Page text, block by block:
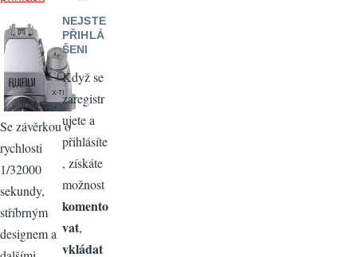
Se závěrkou o
rychlosti
1/32000
sekundy,
stříbrným
designem a
NEJSTE
PŘIHLÁ
ŠENI
Když se
zaregistr
ujete a
přihlásíte
, získáte
možnost
komento
vat,
vkládat